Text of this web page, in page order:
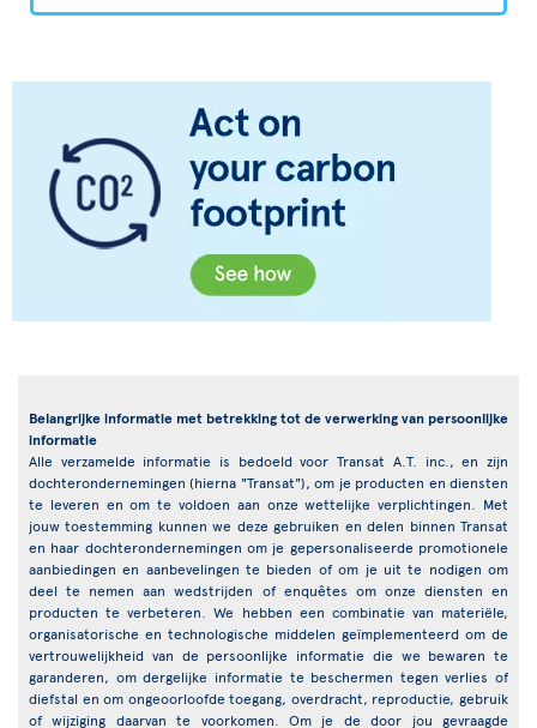
Belangrijke informatie met betrekking tot de verwerking van persoonlijke
informatie
Alle verzamelde informatie is bedoeld voor Transat A.T. inc., en zijn
dochterondernemingen (hierna "Transat"), om je producten en diensten
te leveren en om te voldoen aan onze wettelijke verplichtingen. Met
jouw toestemming kunnen we deze gebruiken en delen binnen Transat
en haar dochterondernemingen om je gepersonaliseerde promotionele
aanbiedingen en aanbevelingen te bieden of om je uit te nodigen om
deel te nemen aan wedstrijden of enquêtes om onze diensten en
producten te verbeteren. We hebben een combinatie van materiële,
organisatorische en technologische middelen geïmplementeerd om de
vertrouwelijkheid van de persoonlijke informatie die we bewaren te
garanderen, om dergelijke informatie te beschermen tegen verlies of
diefstal en om ongeoorloofde toegang, overdracht, reproductie, gebruik
of wijziging daarvan te voorkomen. Om je de door jou gevraagde